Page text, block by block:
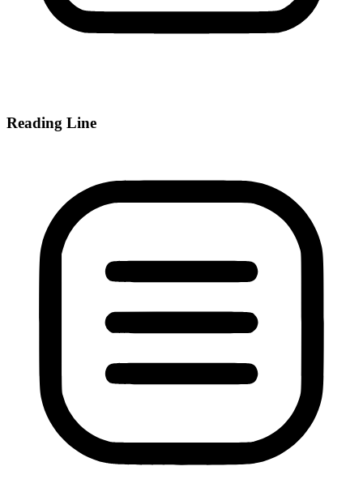
Reading Line